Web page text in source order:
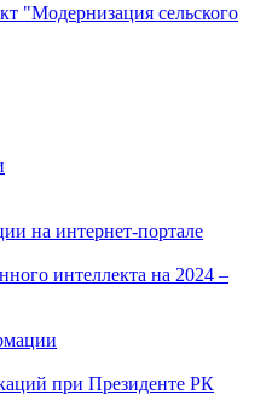
"Модернизация сельского
на интернет-портале
интеллекта на 2024 –
при Президенте РК